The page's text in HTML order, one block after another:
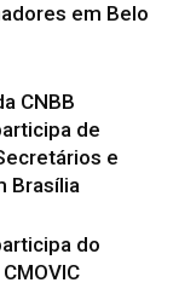
em Belo
CNBB
de
e
Brasília
do